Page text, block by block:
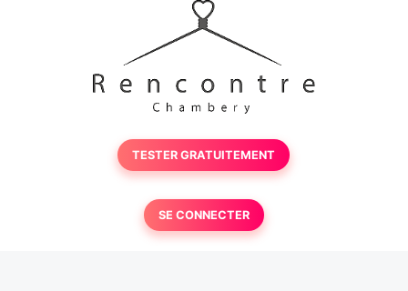
TESTER GRATUITEMENT
SE CONNECTER